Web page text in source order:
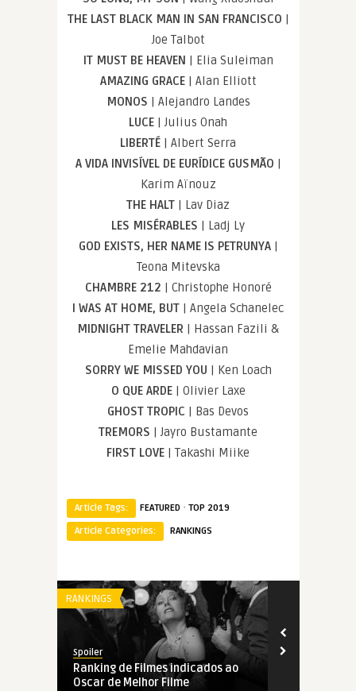
THE LAST BLACK MAN IN SAN FRANCISCO |
Joe Talbot
IT MUST BE HEAVEN | Elia Suleiman
AMAZING GRACE | Alan Elliott
MONOS | Alejandro Landes
LUCE | Julius Onah
LIBERTÉ | Albert Serra
A VIDA INVISÍVEL DE EURÍDICE GUSMÃO |
Karim Aïnouz
THE HALT | Lav Diaz
LES MISÉRABLES | Ladj Ly
GOD EXISTS, HER NAME IS PETRUNYA |
Teona Mitevska
CHAMBRE 212 | Christophe Honoré
I WAS AT HOME, BUT | Angela Schanelec
MIDNIGHT TRAVELER | Hassan Fazili &
Emelie Mahdavian
SORRY WE MISSED YOU | Ken Loach
O QUE ARDE | Olivier Laxe
GHOST TROPIC | Bas Devos
TREMORS | Jayro Bustamante
FIRST LOVE | Takashi Miike
Article Tags: FEATURED · TOP 2019
Article Categories:
RANKINGS
RANKINGS
Spoiler
Ranking de Filmes indicados ao
Oscar de Melhor Filme